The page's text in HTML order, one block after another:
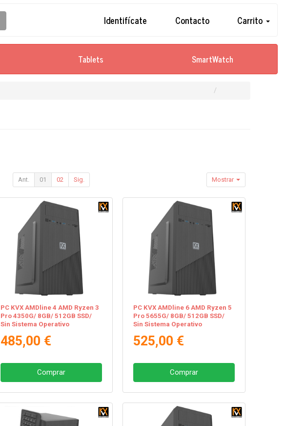
Identifícate Contacto Carrito
Tablets SmartWatch
Ant. 01 02 Sig. Mostrar
PC KVX AMDline 4 AMD Ryzen 3
Pro 4350G/ 8GB/ 512GB SSD/
Sin Sistema Operativo
485,00 €
Comprar
PC KVX AMDline 6 AMD Ryzen 5
Pro 5655G/ 8GB/ 512GB SSD/
Sin Sistema Operativo
525,00 €
Comprar